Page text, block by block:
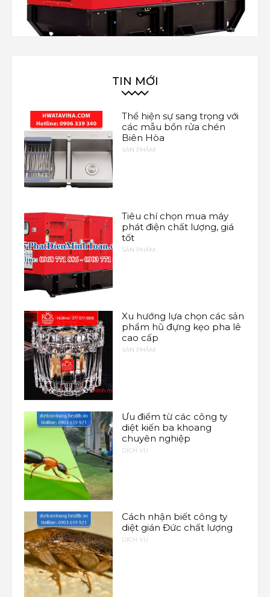
TIN MỚI
Thể hiện sự sang trọng với
các mẫu bồn rửa chén
Biên Hòa
SẢN PHẨM
Tiêu chí chọn mua máy
phát điện chất lượng, giá
tốt
SẢN PHẨM
Xu hướng lựa chọn các sản
phẩm hũ đựng kẹo pha lê
cao cấp
SẢN PHẨM
Ưu điểm từ các công ty
diệt kiến ba khoang
chuyên nghiệp
DỊCH VỤ
Cách nhận biết công ty
diệt gián Đức chất lượng
DỊCH VỤ